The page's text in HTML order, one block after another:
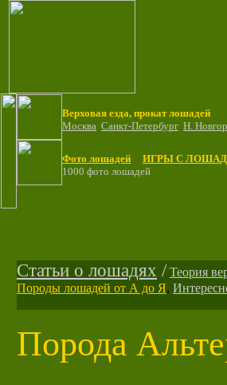
Верховая езда, прокат лошадей
Москва Санкт-Петербург Н.
Фото лошадей
ИГРЫ С
1000 фото лошадей
Статьи о лошадях / Теория
Породы лошадей от А до Я,
Порода